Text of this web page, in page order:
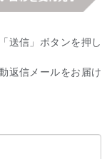
送信」ボタンを押し
返信メールをお届け